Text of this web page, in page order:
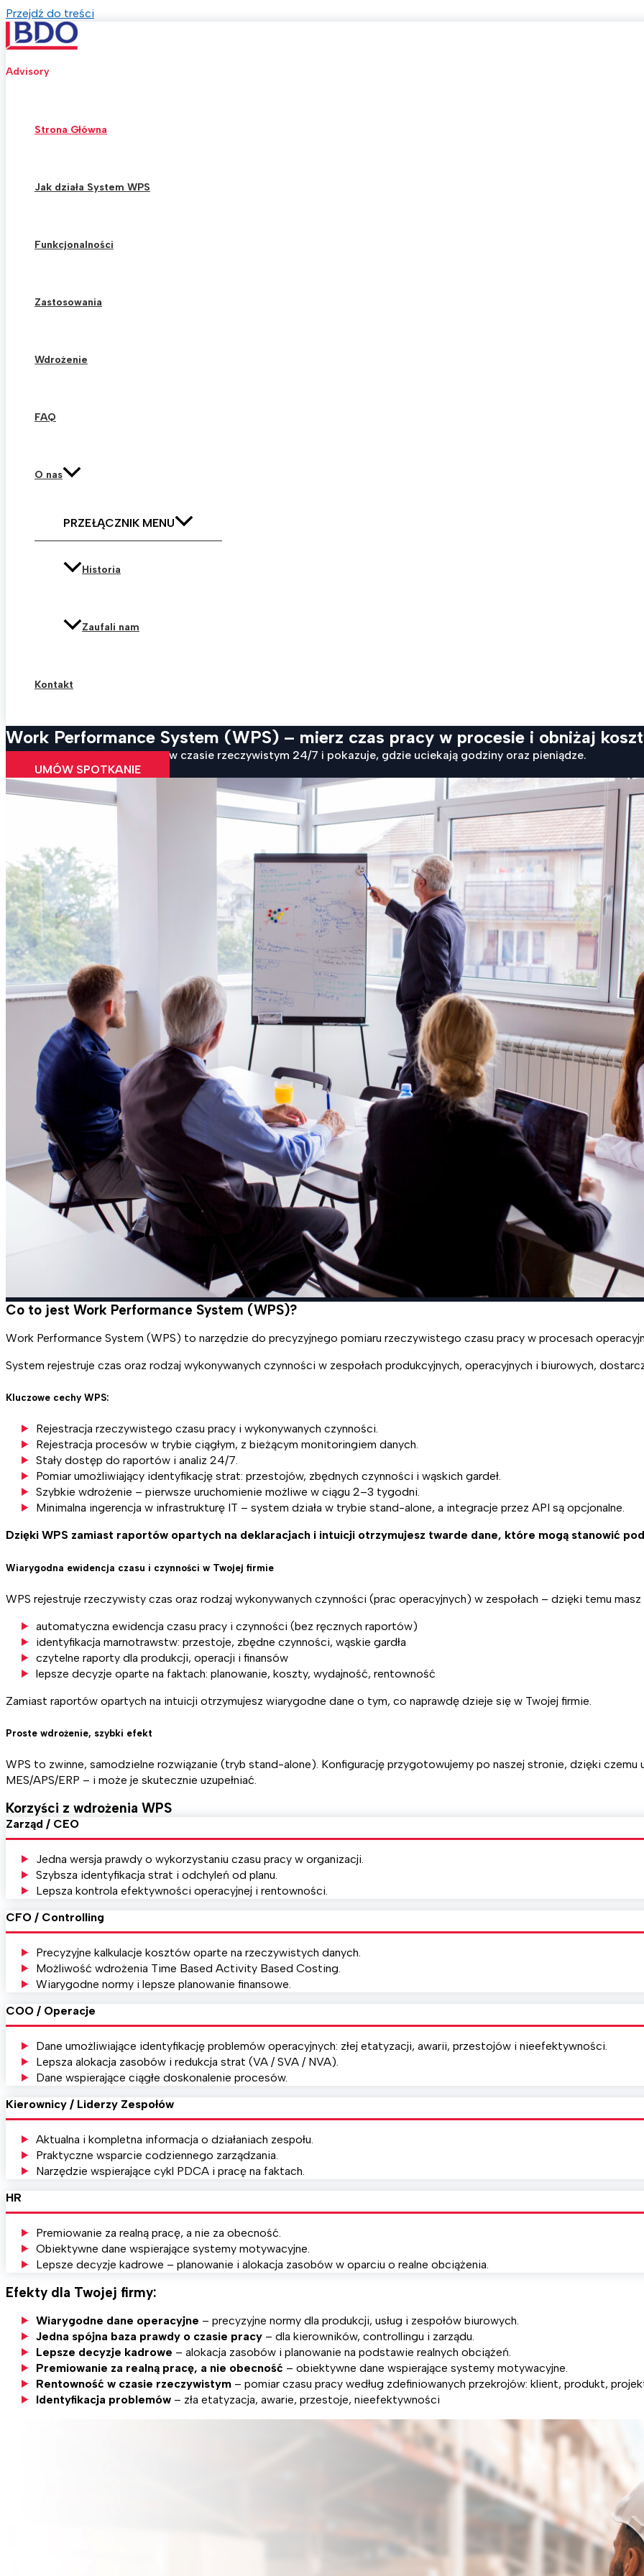
Przejdź do treści
Advisory
Strona Główna
Jak działa System WPS
Funkcjonalności
Zastosowania
Wdrożenie
FAQ
O nas
PRZEŁĄCZNIK MENU
Historia
Zaufali nam
Kontakt
Work Performance System (WPS) – mierz czas pracy w procesie i obniżaj
WPS zbiera dane o procesach w czasie rzeczywistym 24/7 i pokazuje, gdzie uciekają godziny oraz pieniądze.
UMÓW SPOTKANIE
Co to jest Work Performance System (WPS)?
Work Performance System (WPS) to narzędzie do precyzyjnego pomiaru rzeczywistego czasu pracy w procesach
System rejestruje czas oraz rodzaj wykonywanych czynności w zespołach produkcyjnych, operacyjnych i biurowych,
Kluczowe cechy WPS:
Rejestracja rzeczywistego czasu pracy i wykonywanych czynności.
Rejestracja procesów w trybie ciągłym, z bieżącym monitoringiem danych.
Stały dostęp do raportów i analiz 24/7.
Pomiar umożliwiający identyfikację strat: przestojów, zbędnych czynności i wąskich gardeł.
Szybkie wdrożenie – pierwsze uruchomienie możliwe w ciągu 2–3 tygodni.
Minimalna ingerencja w infrastrukturę IT – system działa w trybie stand-alone, a integracje przez API są opcjonalne.
Dzięki WPS zamiast raportów opartych na deklaracjach i intuicji otrzymujesz twarde dane, które mogą stanowić
Wiarygodna ewidencja czasu i czynności w Twojej firmie
WPS rejestruje rzeczywisty czas oraz rodzaj wykonywanych czynności (prac operacyjnych) w zespołach – dzięki temu
automatyczna ewidencja czasu pracy i czynności (bez ręcznych raportów)
identyfikacja marnotrawstw: przestoje, zbędne czynności, wąskie gardła
czytelne raporty dla produkcji, operacji i finansów
lepsze decyzje oparte na faktach: planowanie, koszty, wydajność, rentowność
Zamiast raportów opartych na intuicji otrzymujesz wiarygodne dane o tym, co naprawdę dzieje się w Twojej firmie.
Proste wdrożenie, szybki efekt
WPS to zwinne, samodzielne rozwiązanie (tryb stand-alone). Konfigurację przygotowujemy po naszej stronie, dzięki
MES/APS/ERP – i może je skutecznie uzupełniać.
Korzyści z wdrożenia WPS
Zarząd / CEO
Jedna wersja prawdy o wykorzystaniu czasu pracy w organizacji.
Szybsza identyfikacja strat i odchyleń od planu.
Lepsza kontrola efektywności operacyjnej i rentowności.
CFO / Controlling
Precyzyjne kalkulacje kosztów oparte na rzeczywistych danych.
Możliwość wdrożenia Time Based Activity Based Costing.
Wiarygodne normy i lepsze planowanie finansowe.
COO / Operacje
Dane umożliwiające identyfikację problemów operacyjnych: złej etatyzacji, awarii, przestojów i nieefektywności.
Lepsza alokacja zasobów i redukcja strat (VA / SVA / NVA).
Dane wspierające ciągłe doskonalenie procesów.
Kierownicy / Liderzy Zespołów
Aktualna i kompletna informacja o działaniach zespołu.
Praktyczne wsparcie codziennego zarządzania.
Narzędzie wspierające cykl PDCA i pracę na faktach.
HR
Premiowanie za realną pracę, a nie za obecność.
Obiektywne dane wspierające systemy motywacyjne.
Lepsze decyzje kadrowe – planowanie i alokacja zasobów w oparciu o realne obciążenia.
Efekty dla Twojej firmy:
Wiarygodne dane operacyjne – precyzyjne normy dla produkcji, usług i zespołów biurowych.
Jedna spójna baza prawdy o czasie pracy – dla kierowników, controllingu i zarządu.
Lepsze decyzje kadrowe – alokacja zasobów i planowanie na podstawie realnych obciążeń.
Premiowanie za realną pracę, a nie obecność – obiektywne dane wspierające systemy motywacyjne.
Rentowność w czasie rzeczywistym – pomiar czasu pracy według zdefiniowanych przekrojów: klient, produkt,
Identyfikacja problemów – zła etatyzacja, awarie, przestoje, nieefektywności